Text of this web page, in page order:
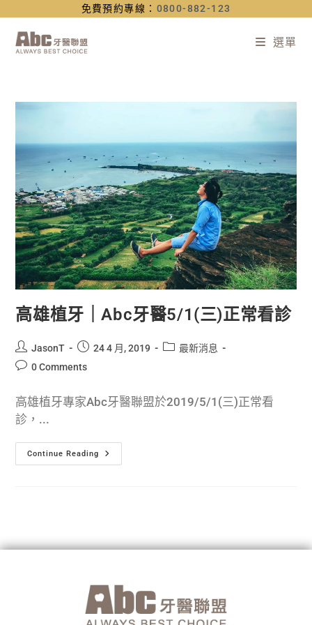
免費預約專線： 0800-882-123
選單
高雄植牙｜Abc牙醫5/1(三)正常看診
JasonT 24 4 月, 2019
最新消息
0 Comments
高雄植牙專家Abc牙醫聯盟於2019/5/1(三)正常看
診，...
Continue Reading